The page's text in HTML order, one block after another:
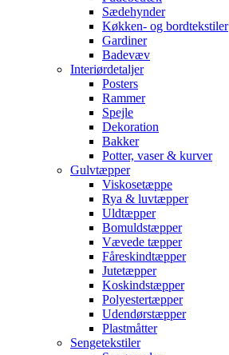
Sædehynder
Køkken- og bordtekstiler
Gardiner
Badevæv
Interiørdetaljer
Posters
Rammer
Spejle
Dekoration
Bakker
Potter, vaser & kurver
Gulvtæpper
Viskosetæppe
Rya & luvtæpper
Uldtæpper
Bomuldstæpper
Vævede tæpper
Fåreskindtæpper
Jutetæpper
Koskindstæpper
Polyestertæpper
Udendørstæpper
Plastmåtter
Sengetekstiler